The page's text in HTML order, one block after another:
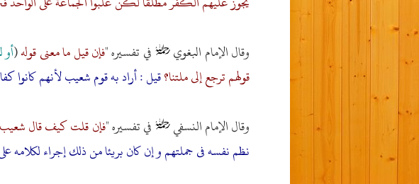
وقال الإمام البغوي في تفسيره "فإن قيل ما معنى قوله(أو
قولهم ترجع إلى ملتنا؟قيل : أراد به قوم شعيب لأنهم كانوا
وقال الإمام النسفي في تفسيره "فإن قلت كيف قال شعيب
نظم نفسه فى جملتهم و إن كان بريئا من ذلك إجراء لكلامه